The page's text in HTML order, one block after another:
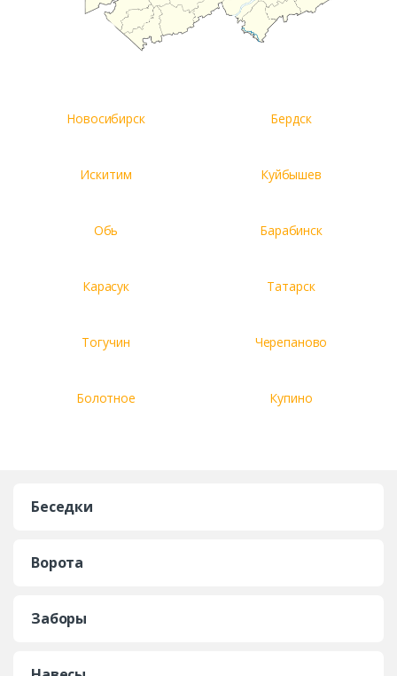
Новосибирск Бердск
Искитим Куйбышев
Обь Барабинск
Карасук Татарск
Тогучин Черепаново
Болотное Купино
Беседки
Ворота
Заборы